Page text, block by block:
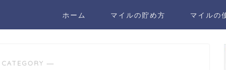
ホーム マイルの貯め方 マイルの
―